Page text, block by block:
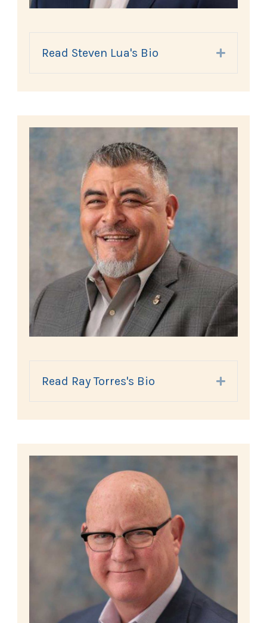
Read Steven Lua's Bio Expand
Read Ray Torres's Bio Expand